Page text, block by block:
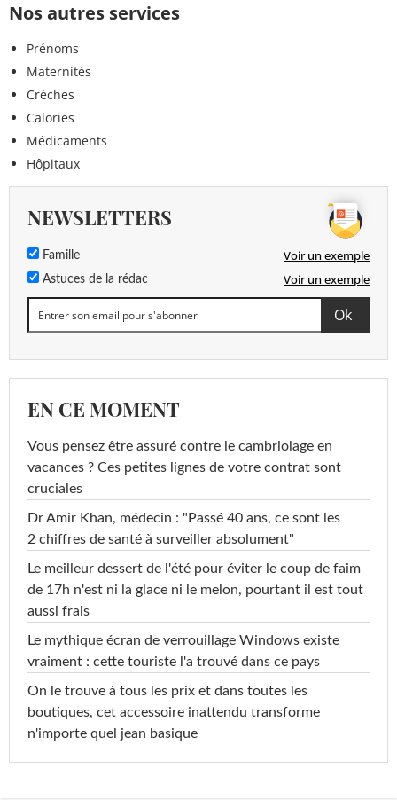
Nos autres services
Prénoms
Maternités
Crèches
Calories
Médicaments
Hôpitaux
NEWSLETTERS
Famille Voir un exemple
Astuces de la rédac Voir un exemple
EN CE MOMENT
Vous pensez être assuré contre le cambriolage en
vacances ? Ces petites lignes de votre contrat sont
cruciales
Dr Amir Khan, médecin : "Passé 40 ans, ce sont les
2 chiffres de santé à surveiller absolument"
Le meilleur dessert de l'été pour éviter le coup de faim
de 17h n'est ni la glace ni le melon, pourtant il est tout
aussi frais
Le mythique écran de verrouillage Windows existe
vraiment : cette touriste l'a trouvé dans ce pays
On le trouve à tous les prix et dans toutes les
boutiques, cet accessoire inattendu transforme
n'importe quel jean basique